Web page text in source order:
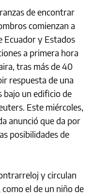
de encontrar
comienzan a
Ecuador y Estados
a primera hora
tras más de 40
respuesta de una
bajo un edificio de
Este miércoles,
anunció que da por
posibilidades de
y circulan
el de un niño de